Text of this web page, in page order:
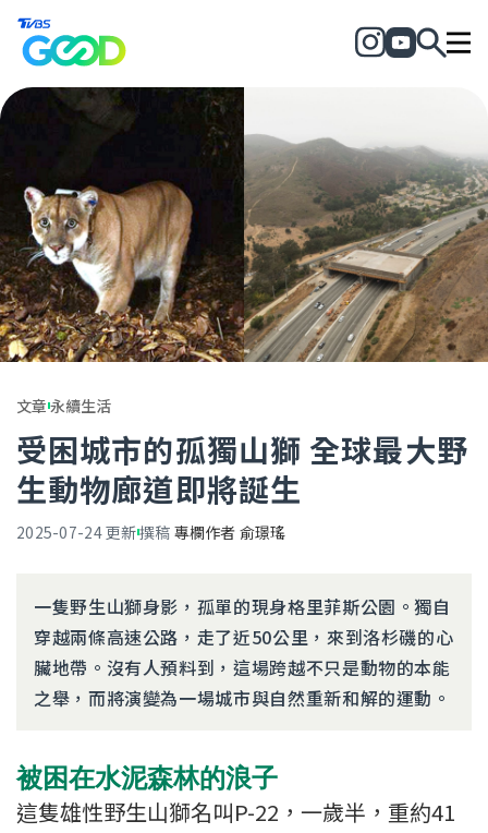
文章永續生活
受困城市的孤獨山獅 全球最大野
生動物廊道即將誕生
2025-07-24更新撰稿 專欄作者 俞璟瑤
一隻野生山獅身影，孤單的現身格里菲斯公園。獨自
穿越兩條高速公路，走了近50公里，來到洛杉磯的心
臟地帶。沒有人預料到，這場跨越不只是動物的本能
之舉，而將演變為一場城市與自然重新和解的運動。
被困在水泥森林的浪子
這隻雄性野生山獅名叫P-22，一歲半，重約41